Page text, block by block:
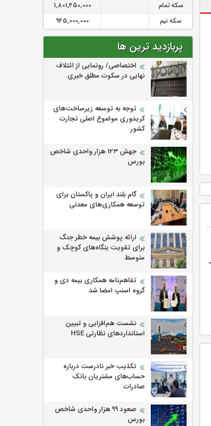
سکه تمام
1,801,450,000
سکه نیم
945,000,000
پربازدید ترین ها
اختصاصی/ رونمایی از ائتلاف‌
نهایی در سکوت مطلق خبری
توجه به توسعه زیرساخت‌های
کریدوری موضوع اصلی تجارت
کشور
جهش ۱۲۳ هزار واحدی شاخص
بورس
گام بلند ایران و پاکستان برای
توسعه همکاری‌های معدنی
ارائه پوشش بیمه خطر جنگ
برای تقویت بنگاه‌های کوچک و
متوسط
تفاهم‌نامه همکاری بیمه دی و
گروه اسنپ امضا شد
نشست هم‌افزایی و تبیین
استانداردهای نظارتی HSE
تکذیب خبر نادرست درباره
حساب‌های مشتریان بانک
صادرات
صعود ۹۹ هزار واحدی شاخص
بورس